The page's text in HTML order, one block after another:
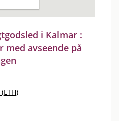
i Kalmar :
med avseende på